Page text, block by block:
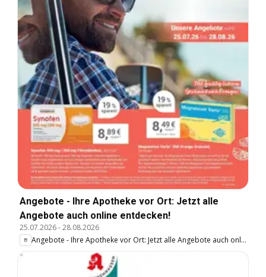
Angebote - Ihre Apotheke vor Ort: Jetzt alle
Angebote auch online entdecken!
25.07.2026-28.08.2026
Angebote - Ihre Apotheke vor Ort: Jetzt alle Angebote auch online entdecken!